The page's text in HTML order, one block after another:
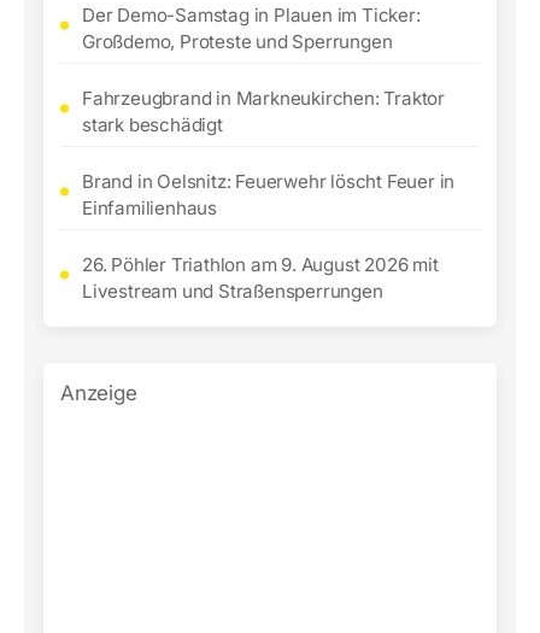
Der Demo-Samstag in Plauen im Ticker:
Großdemo, Proteste und Sperrungen
Fahrzeugbrand in Markneukirchen: Traktor
stark beschädigt
Brand in Oelsnitz: Feuerwehr löscht Feuer in
Einfamilienhaus
26. Pöhler Triathlon am 9. August 2026 mit
Livestream und Straßensperrungen
Anzeige